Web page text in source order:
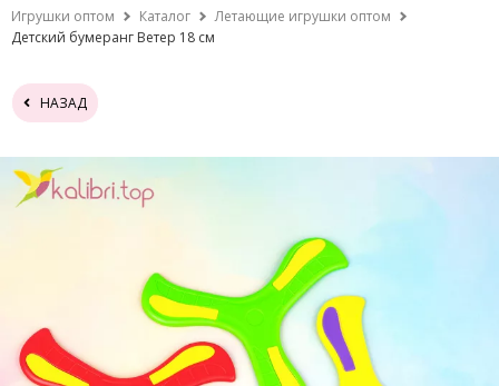
Игрушки оптом Каталог
Летающие игрушки оптом
Детский бумеранг Ветер 18 см
НАЗАД